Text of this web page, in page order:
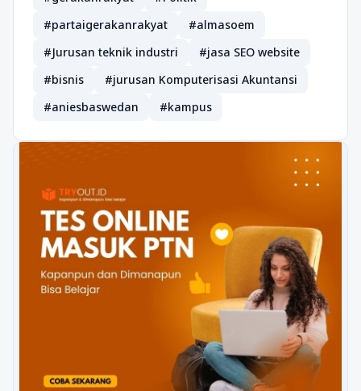
#partaigerakanrakyat
#almasoem
#Jurusan teknik industri
#jasa SEO website
#bisnis
#jurusan Komputerisasi Akuntansi
#aniesbaswedan
#kampus